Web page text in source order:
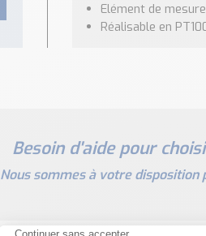
Elément de
Réalisable en
Besoin d'aide pour
Nous sommes à votre